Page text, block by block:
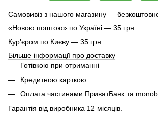
Самовивіз з нашого магазину —
«Новою поштою» по Україні — 35 грн.
Кур'єром по Києву — 35 грн.
Більше інформації про доставку
Готівкою при отриманні
Кредитною карткою
Оплата частинами ПриватБанк та
Гарантія від виробника 12 місяців.